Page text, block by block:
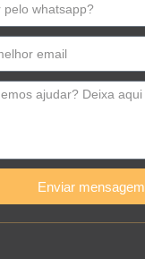
Enviar mensagem